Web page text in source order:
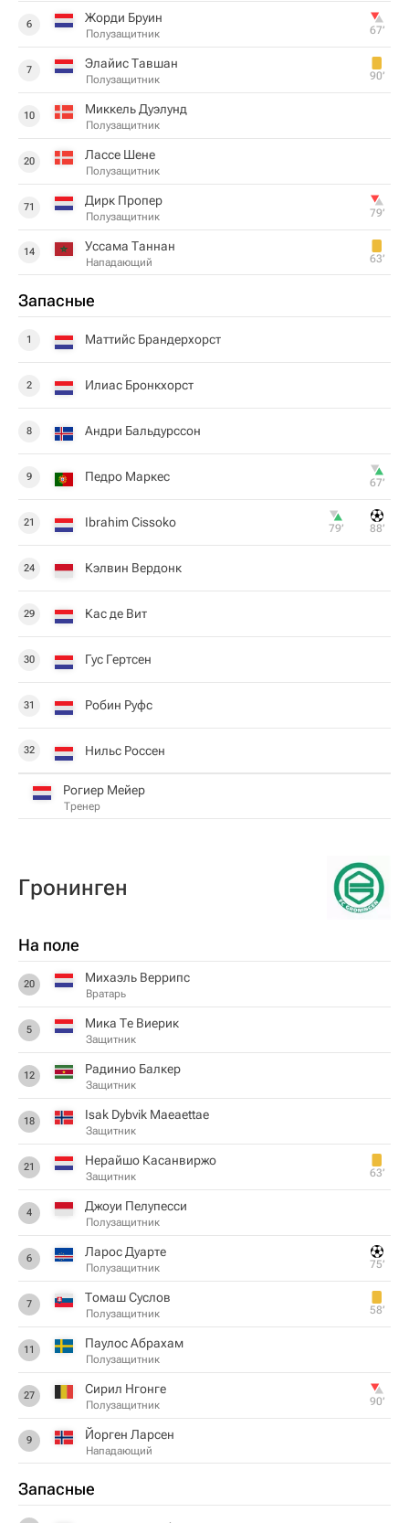
6 Жорди Бруин
Полузащитник 67‎’‎
7 Элайис Тавшан
Полузащитник 90‎’‎
10 Миккель Дуэлунд
Полузащитник
20 Лассе Шене
Полузащитник
71 Дирк Пропер
Полузащитник 79‎’‎
14 Уссама Таннан
Нападающий 63‎’‎
Запасные
1 Маттийс Брандерхорст
2 Илиас Бронкхорст
8 Андри Бальдурссон
9 Педро Маркес 67‎’‎
21 Ibrahim Cissoko 79‎’‎ 88‎’‎
24 Кэлвин Вердонк
29 Кас де Вит
30 Гус Гертсен
31 Робин Руфс
32 Нильс Россен
Рогиер Мейер
Тренер
Гронинген
На поле
20 Михаэль Веррипс
Вратарь
5 Мика Те Виерик
Защитник
12 Радинио Балкер
Защитник
18 Isak Dybvik Maeaettae
Защитник
21 Нерайшо Касанвиржо
Защитник 63‎’‎
4 Джоуи Пелупесси
Полузащитник
6 Ларос Дуарте
Полузащитник 75‎’‎
7 Томаш Суслов
Полузащитник 58‎’‎
11 Паулос Абрахам
Полузащитник
27 Сирил Нгонге
Полузащитник 90‎’‎
9 Йорген Ларсен
Нападающий
Запасные